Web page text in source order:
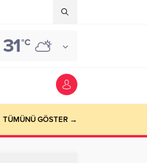
31°C
TÜMÜNÜ GÖSTER →